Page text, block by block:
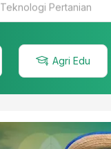
Teknologi Pertanian
Agri Edu